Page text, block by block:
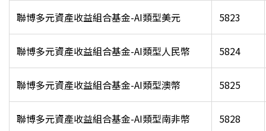
聯博多元資產收益組合基金-AI類型美元 5823
聯博多元資產收益組合基金-AI類型人民幣 5824
聯博多元資產收益組合基金-AI類型澳幣 5825
聯博多元資產收益組合基金-AI類型南非幣 5828